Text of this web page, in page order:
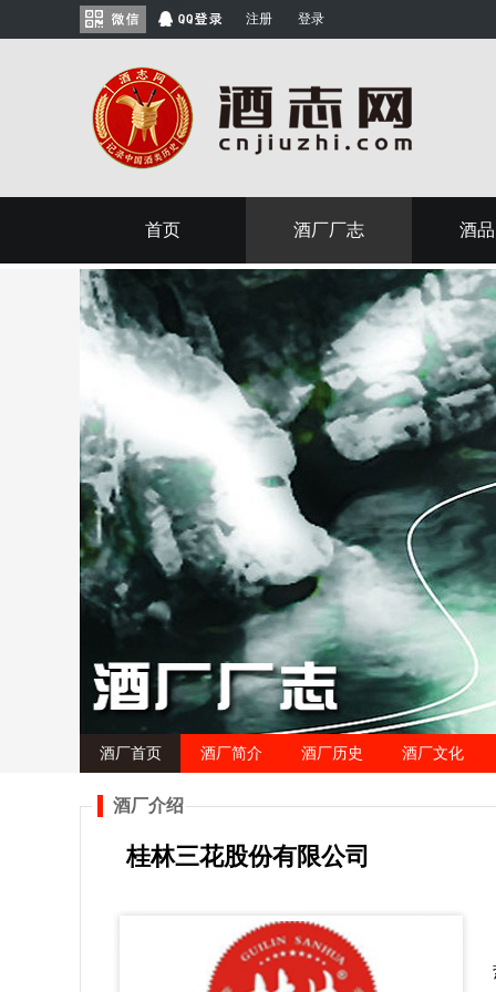
注册 登录
首页 酒厂厂志 酒
酒厂首页 酒厂简介 酒厂历史 酒厂文化
酒厂介绍
桂林三花股份有限公司